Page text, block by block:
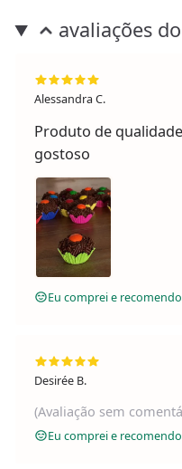
avaliações
Alessandra C.
Produto de
gostoso
Eu comprei e
Desirée B.
(Avaliação sem
Eu comprei e